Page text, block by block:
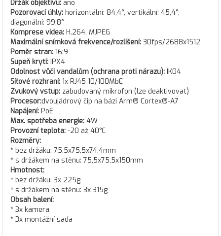
Držák objektivu: ano
Pozorovací úhly: horizontální: 84,4°, vertikální: 45,4°,
diagonální: 99,8°
Komprese videa: H.264, MJPEG
Maximální snímková frekvence/rozlišení: 30fps/2688x1512
Poměr stran: 16:9
Supeň krytí: IPX4
Odolnost vůči vandalům (ochrana proti nárazu): IK04
Síťové rozhraní: 1x RJ45 10/100MbE
Zvukový vstup: zabudovaný mikrofon (lze deaktivovat)
Procesor:dvoujádrový čip na bázi Arm® Cortex®-A7
Napájení: PoE
Max. spotřeba energie: 4W
Provozní teplota: -20 až 40°C
Rozměry:
* bez držáku: 75,5x75,5x74,4mm
* s držákem na stěnu: 75,5x75,5x150mm
Hmotnost:
* bez držáku: 3x 225g
* s držákem na stěnu: 3x 315g
Obsah balení:
* 3x kamera
* 3x montážní sada